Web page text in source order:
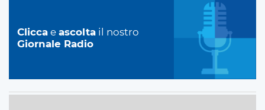
Clicca e ascolta il nostro
Giornale Radio